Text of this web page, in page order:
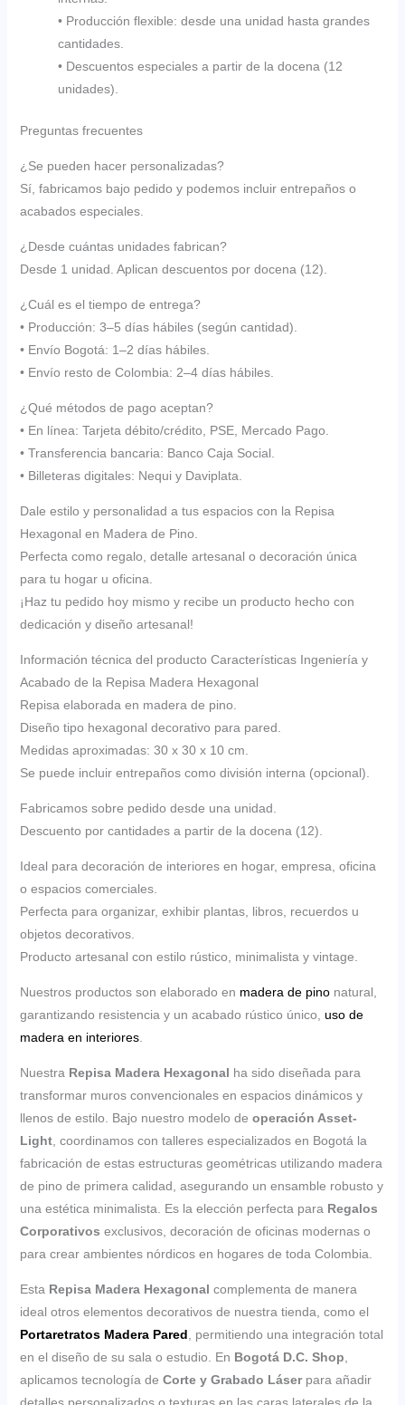
• Producción flexible: desde una unidad hasta grandes
cantidades.
• Descuentos especiales a partir de la docena (12
unidades).
Preguntas frecuentes
¿Se pueden hacer personalizadas?
Sí, fabricamos bajo pedido y podemos incluir entrepaños o
acabados especiales.
¿Desde cuántas unidades fabrican?
Desde 1 unidad. Aplican descuentos por docena (12).
¿Cuál es el tiempo de entrega?
• Producción: 3–5 días hábiles (según cantidad).
• Envío Bogotá: 1–2 días hábiles.
• Envío resto de Colombia: 2–4 días hábiles.
¿Qué métodos de pago aceptan?
• En línea: Tarjeta débito/crédito, PSE, Mercado Pago.
• Transferencia bancaria: Banco Caja Social.
• Billeteras digitales: Nequi y Daviplata.
Dale estilo y personalidad a tus espacios con la Repisa
Hexagonal en Madera de Pino.
Perfecta como regalo, detalle artesanal o decoración única
para tu hogar u oficina.
¡Haz tu pedido hoy mismo y recibe un producto hecho con
dedicación y diseño artesanal!
Información técnica del producto Características Ingeniería y
Acabado de la Repisa Madera Hexagonal
Repisa elaborada en madera de pino.
Diseño tipo hexagonal decorativo para pared.
Medidas aproximadas: 30 x 30 x 10 cm.
Se puede incluir entrepaños como división interna (opcional).
Fabricamos sobre pedido desde una unidad.
Descuento por cantidades a partir de la docena (12).
Ideal para decoración de interiores en hogar, empresa, oficina
o espacios comerciales.
Perfecta para organizar, exhibir plantas, libros, recuerdos u
objetos decorativos.
Producto artesanal con estilo rústico, minimalista y vintage.
Nuestros productos son elaborado en madera de pinonatural,
garantizando resistencia y un acabado rústico único, uso de
madera en interiores.
Nuestra Repisa Madera Hexagonal ha sido diseñada para
transformar muros convencionales en espacios dinámicos y
llenos de estilo. Bajo nuestro modelo de operación Asset-
Light, coordinamos con talleres especializados en Bogotá la
fabricación de estas estructuras geométricas utilizando madera
de pino de primera calidad, asegurando un ensamble robusto y
una estética minimalista. Es la elección perfecta para Regalos
Corporativos exclusivos, decoración de oficinas modernas o
para crear ambientes nórdicos en hogares de toda Colombia.
Esta Repisa Madera Hexagonal complementa de manera
ideal otros elementos decorativos de nuestra tienda, como el
Portaretratos Madera Pared , permitiendo una integración total
en el diseño de su sala o estudio. En Bogotá D.C. Shop
aplicamos tecnología de Corte y Grabado Láserpara añadir
detalles personalizados o texturas en las caras laterales de la